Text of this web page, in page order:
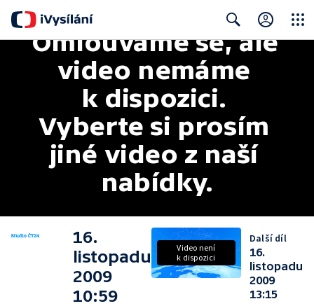
Search
Omlouváme se, ale
video nemáme
k dispozici.
Vyberte si prosím
jiné video z naší
nabídky.
16.
listopadu
2009
10:59
Video není
k dispozici
Další díl
16.
listopadu
2009
13:15